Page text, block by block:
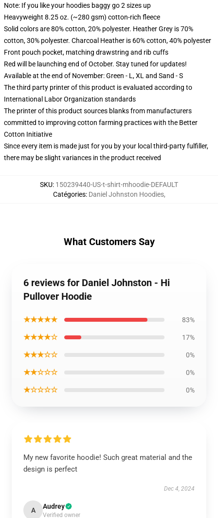
Note: If you like your hoodies baggy go 2 sizes up
Heavyweight 8.25 oz. (~280 gsm) cotton-rich fleece
Solid colors are 80% cotton, 20% polyester. Heather Grey is 70%
cotton, 30% polyester. Charcoal Heather is 60% cotton, 40% polyester
Front pouch pocket, matching drawstring and rib cuffs
Red will be launching end of October. Stay tuned for updates!
Available at the end of November: Green - L, XL and Sand - S
The third party printer of this product is evaluated according to
International Labor Organization standards
The printer of this product sources blanks from manufacturers
committed to improving cotton farming practices with the Better
Cotton Initiative
Since every item is made just for you by your local third-party fulfiller,
there may be slight variances in the product received
SKU: 150239440-US-t-shirt-mhoodie-DEFAULT
Catégories: Daniel Johnston Hoodies,
What Customers Say
6 reviews for Daniel Johnston - Hi
Pullover Hoodie
★★★★★ 83%
★★★★☆ 17%
★★★☆☆ 0%
★★☆☆☆ 0%
★☆☆☆☆ 0%
My new favorite hoodie! Such great material and the
design is perfect
Dec 4, 2024
A Audrey
Verified owner